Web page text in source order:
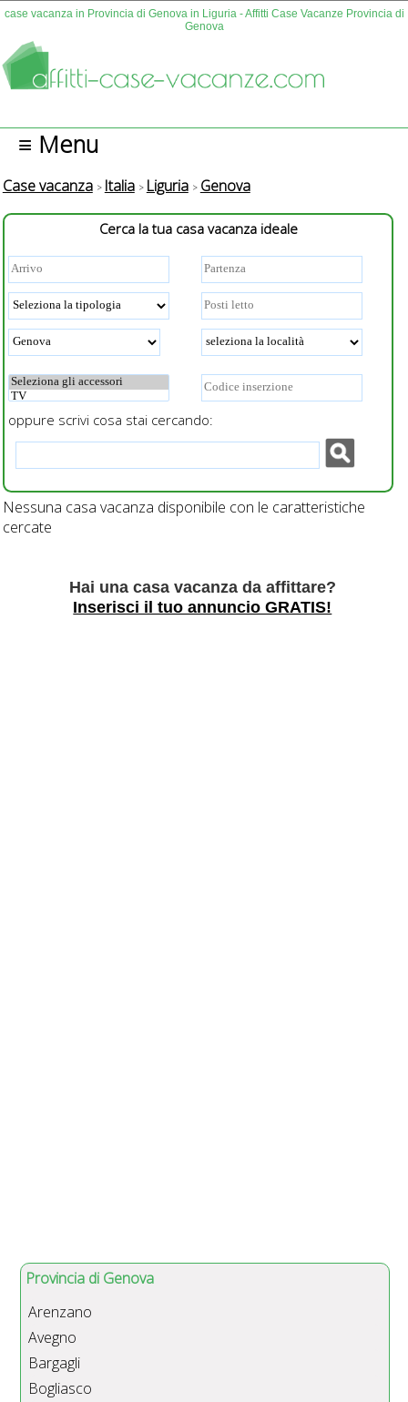
case vacanza in Provincia di Genova in Liguria - Affitti Case Vacanze Provincia di
Genova
≡ Menu
Case vacanza Italia Liguria Genova
Cerca la tua casa vacanza ideale
oppure scrivi cosa stai cercando:
Nessuna casa vacanza disponibile con le caratteristiche
cercate
Hai una casa vacanza da affittare?
Inserisci il tuo annuncio GRATIS!
Provincia di Genova
Arenzano
Avegno
Bargagli
Bogliasco